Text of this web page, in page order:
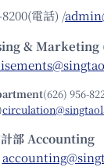
電話) /
& Marketing
(626) 956-
部 Accounting